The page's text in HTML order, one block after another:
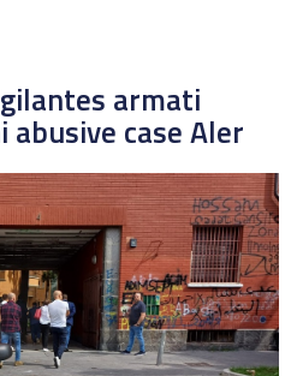
armati
abusive case Aler